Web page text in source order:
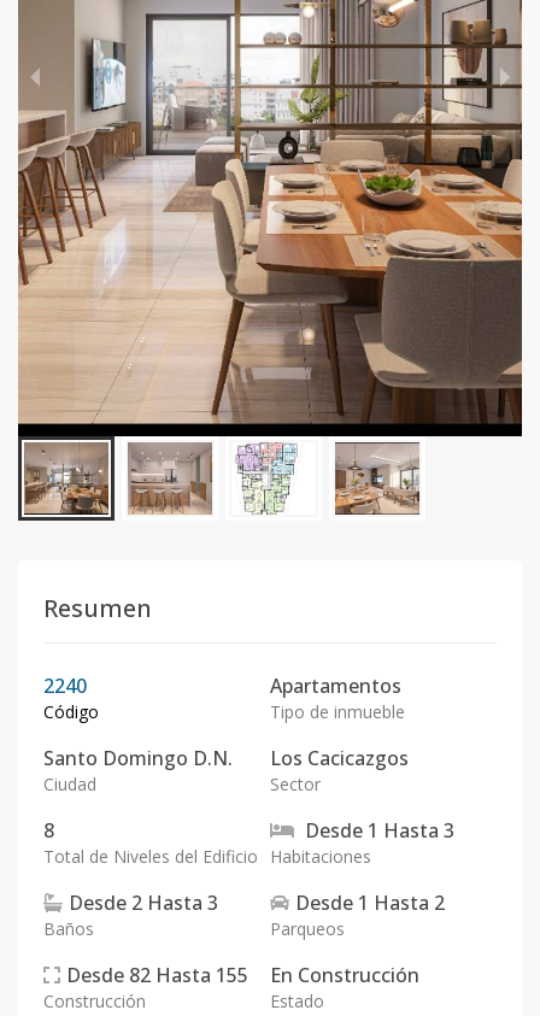
Resumen
2240
Código
Apartamentos
Tipo de inmueble
Santo Domingo D.N.
Ciudad
Los Cacicazgos
Sector
8
Total de Niveles del Edificio
Desde 1 Hasta 3
Habitaciones
Desde 2 Hasta 3
Baños
Desde 1 Hasta 2
Parqueos
Desde 82 Hasta 155
Construcción
En Construcción
Estado